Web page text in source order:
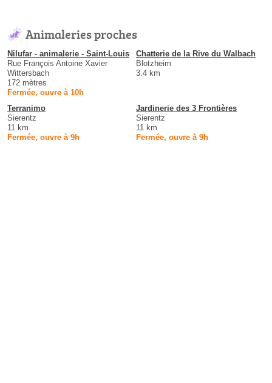
Animaleries proches
Nilufar - animalerie - Saint-Louis
Rue François Antoine Xavier
Wittersbach
172 mètres
Fermée, ouvre à 10h
Chatterie de la Rive du Walbach
Blotzheim
3.4 km
Terranimo
Sierentz
11 km
Fermée, ouvre à 9h
Jardinerie des 3 Frontières
Sierentz
11 km
Fermée, ouvre à 9h